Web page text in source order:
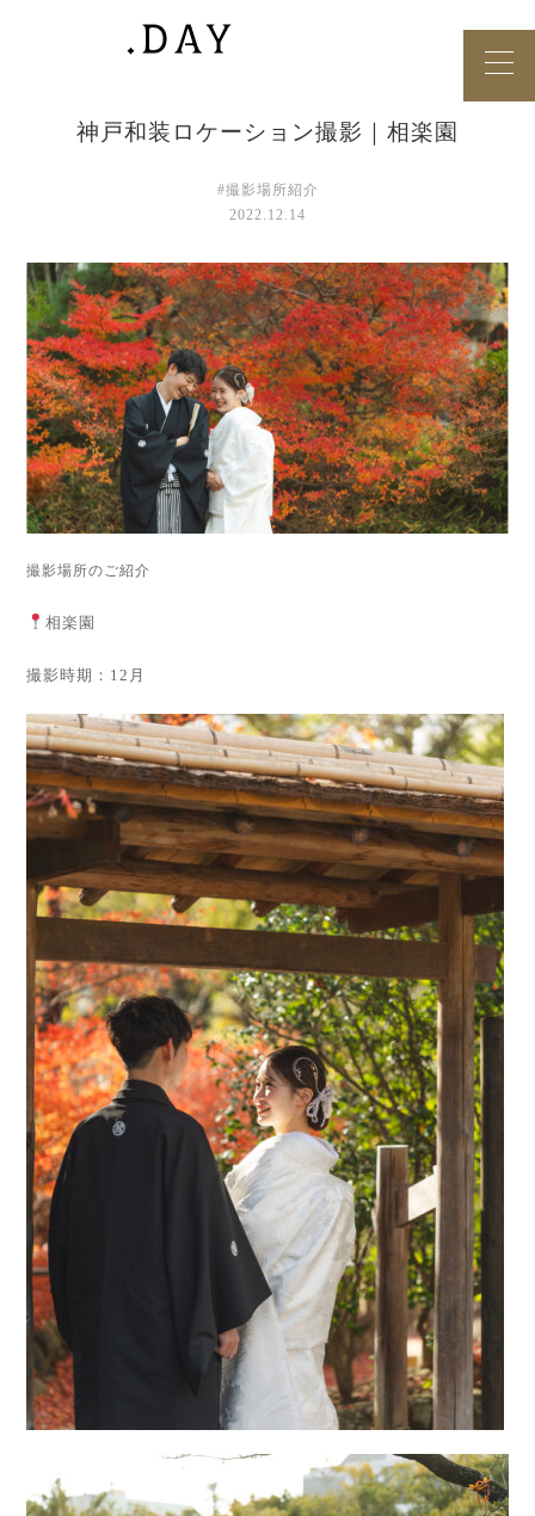
神戸和装ロケーション撮影｜相楽園
#撮影場所紹介
2022.12.14
撮影場所のご紹介
相楽園
撮影時期：12月